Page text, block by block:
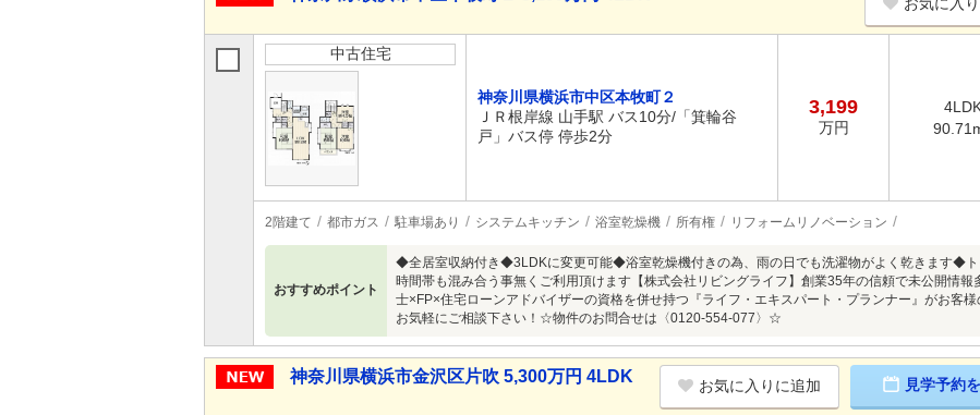
中古住宅
神奈川県横浜市中区本牧町２
ＪＲ根岸線 山手駅 バス10分/「箕輪谷
戸」バス停 停歩2分
3,199
万円
2階建て 都市ガス 駐車場あり システムキッチン 浴室乾燥機 所有権 リフォームリノベーション
おすすめポイント
◆全居室収納付き◆3LDKに変更可能◆浴室乾燥機付きの為、雨の日でも洗濯物がよく乾きます◆
時間帯も混み合う事無くご利用頂けます【株式会社リビングライフ】創業35年の信頼で未公開情
士×FP×住宅ローンアドバイザーの資格を併せ持つ『ライフ・エキスパート・プランナー』がお客様
お気軽にご相談下さい！☆物件のお問合せは〈0120-554-077〉☆
神奈川県横浜市金沢区片吹 5,300万円 4LDK お気に入りに追加 見学予約